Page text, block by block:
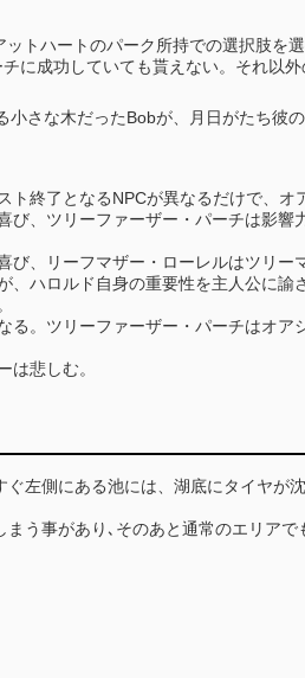
トハートのパーク所持での選択肢を
に成功していても貰えない。それ以外
さな木だったBobが、月日がたち彼
終了となるNPCが異なるだけで、オ
、ツリーファーザー・パーチは影
、リーフマザー・ローレルはツリー
、ハロルド自身の重要性を主人公に諭
。ツリーファーザー・パーチはオ
は悲しむ。
左側にある池には、湖底にタイヤが
う事があり､そのあと通常のエリア